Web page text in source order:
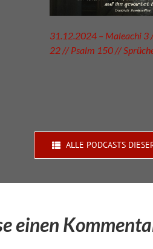
31.12.2024 – Maleachi 3
22 // Psalm 150 //
ALLE PODCASTS
einen